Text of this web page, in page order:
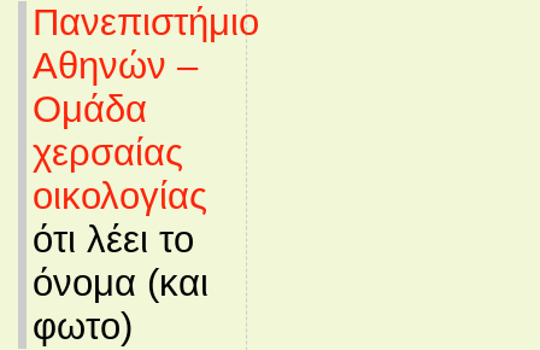
Πανεπιστήμιο
Αθηνών –
Ομάδα
χερσαίας
οικολογίας
ότι λέει το
όνομα (και
φωτο)